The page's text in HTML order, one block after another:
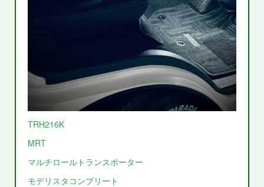
TRH216K
MRT
マルチロールトランスポーター
モデリスタコンプリート